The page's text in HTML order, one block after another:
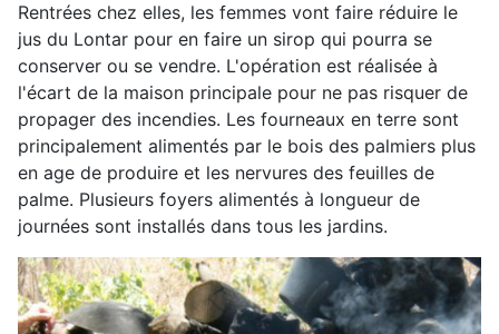
Rentrées chez elles, les femmes vont faire réduire le
jus du Lontar pour en faire un sirop qui pourra se
conserver ou se vendre. L'opération est réalisée à
l'écart de la maison principale pour ne pas risquer de
propager des incendies. Les fourneaux en terre sont
principalement alimentés par le bois des palmiers plus
en age de produire et les nervures des feuilles de
palme. Plusieurs foyers alimentés à longueur de
journées sont installés dans tous les jardins.